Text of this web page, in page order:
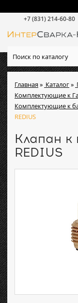
Главная» Каталог»
Комплектующие к
Комплектующие к
REDIUS
Клапан к
REDIUS
+7 (831) 214-60-80